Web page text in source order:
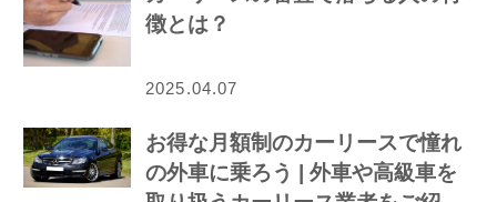
徴とは？
2025.04.07
お得な月額制のカーリースで憧れ
の外車に乗ろう | 外車や高級車を